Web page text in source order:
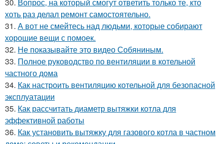
30. Вопрос, на который смогут ответить только те, кто
хоть раз делал ремонт самостоятельно.
31. А вот не смейтесь над людьми, которые собирают
хорошие вещи с помоек.
32. Не показывайте это видео Собяниным.
33. Полное руководство по вентиляции в котельной
частного дома
34. Как настроить вентиляцию котельной для безопасной
эксплуатации
35. Как рассчитать диаметр вытяжки котла для
эффективной работы
36. Как установить вытяжку для газового котла в частном